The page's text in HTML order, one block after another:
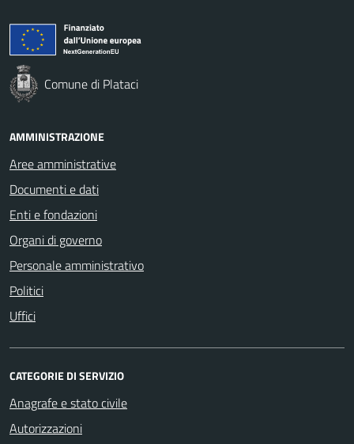
Comune di Plataci
AMMINISTRAZIONE
Aree amministrative
Documenti e dati
Enti e fondazioni
Organi di governo
Personale amministrativo
Politici
Uffici
CATEGORIE DI SERVIZIO
Anagrafe e stato civile
Autorizzazioni